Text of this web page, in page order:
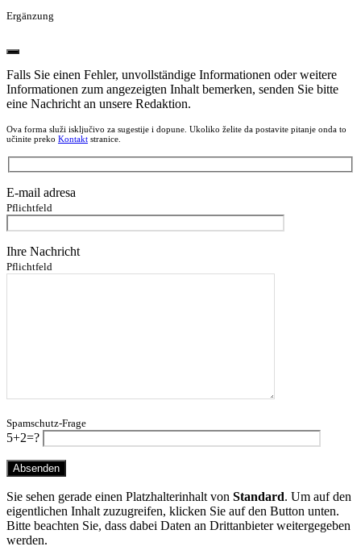
Ergänzung
Falls Sie einen Fehler, unvollständige Informationen oder weitere
Informationen zum angezeigten Inhalt bemerken, senden Sie bitte
eine Nachricht an unsere Redaktion.
Ova forma služi isključivo za sugestije i dopune. Ukoliko želite da postavite pitanje onda to
učinite preko Kontakt stranice.
E-mail adresa
Pflichtfeld
Ihre Nachricht
Pflichtfeld
Spamschutz-Frage
5+2=?
Sie sehen gerade einen Platzhalterinhalt von Standard. Um auf den
eigentlichen Inhalt zuzugreifen, klicken Sie auf den Button unten.
Bitte beachten Sie, dass dabei Daten an Drittanbieter weitergegeben
werden.